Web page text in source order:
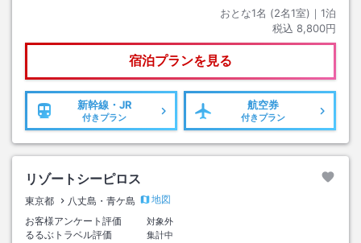
おとな1名 (2名1室)｜ 1泊
税込 8,800円
宿泊プランを見る
新幹線・JR
付きプラン
航空券
付きプラン
リゾートシーピロス
東京都 八丈島・青ケ島
地図
お客様アンケート評価
対象外
るるぶトラベル評価
集計中